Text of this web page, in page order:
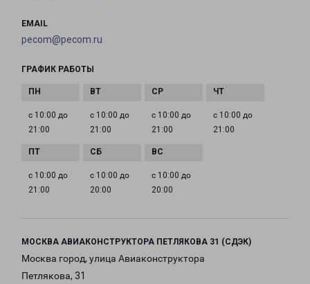
EMAIL
pecom@pecom.ru
ГРАФИК РАБОТЫ
с 10:00 до
21:00
с 10:00 до
21:00
с 10:00 до
21:00
с 10:00 до
21:00
с 10:00 до
21:00
с 10:00 до
20:00
с 10:00 до
20:00
МОСКВА АВИАКОНСТРУКТОРА ПЕТЛЯКОВА 31 (СДЭК)
Москва город, улица Авиаконструктора
Петлякова, 31